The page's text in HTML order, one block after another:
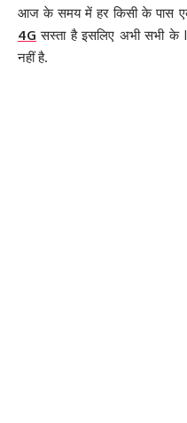
आज के समय में हर किसी के पास
4G सस्ता है इसलिए अभी सभी
नहीं है.